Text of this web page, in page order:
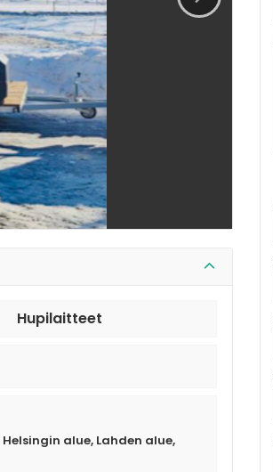
Hupilaitteet
Helsingin alue, Lahden alue,